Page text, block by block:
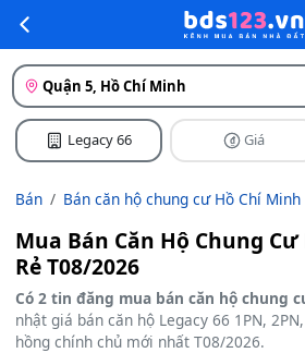
Quận 5, Hồ Chí Minh
Legacy 66 Giá
Bán Bán căn hộ chung cư Hồ Chí Minh
Mua Bán Căn Hộ Chung Cư
Rẻ T08/2026
Có 2 tin đăng mua bán căn hộ chung
nhật giá bán căn hộ Legacy 66 1PN,
hồng chính chủ mới nhất T08/2026.